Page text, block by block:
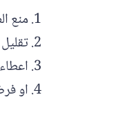
منع
او